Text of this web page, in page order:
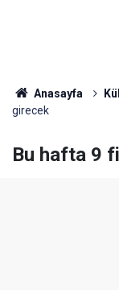
Anasayfa
girecek
Bu hafta 9